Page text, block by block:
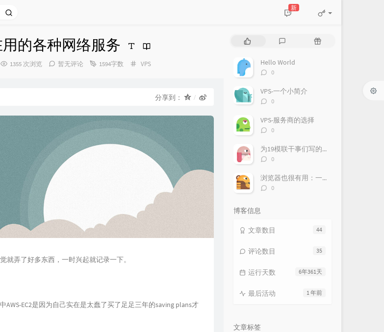
新
的各种网络服务
1355 次浏览 暂无评论 1594字数
分
VPS
分享到：
就弄了好多东西，一时兴起就记录一下。
AWS-EC2是因为自己实在是太蠢了买了足足三年的saving plans才
评
随
Hello World
评
数：
0
VPS-一个小简介
评
数：
0
VPS-服务商的选择
评
数：
0
为19模联干事们写的欢迎辞
评
数：
0
浏览器也很有用：一台Chromebook的使用体验
评
0
博客信息
44
文章数目
35
评论数目
6年361天
运行天数
1 年前
最后活动
文章标签